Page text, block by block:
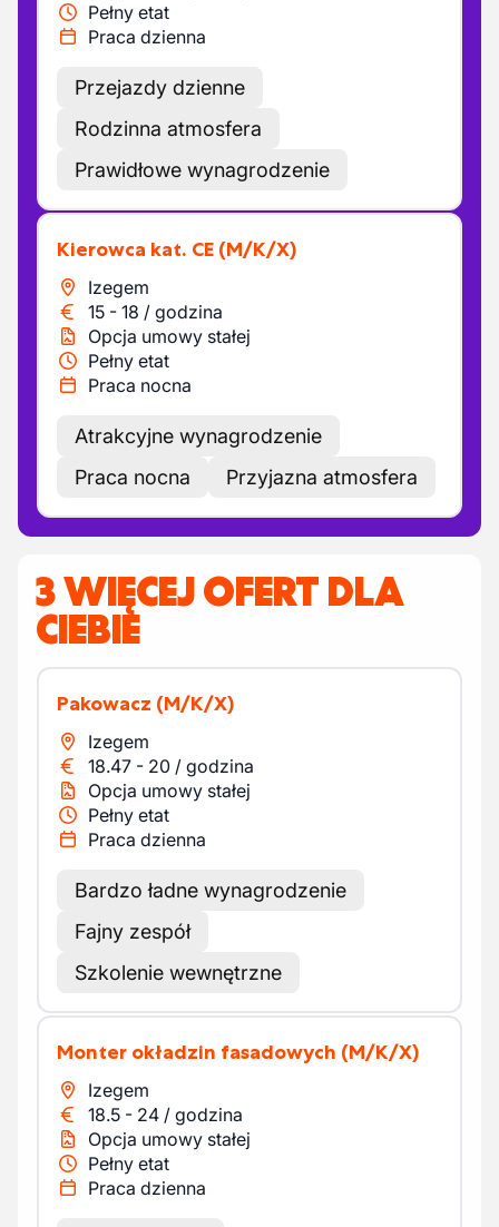
Pełny etat
Praca dzienna
Przejazdy dzienne
Rodzinna atmosfera
Prawidłowe wynagrodzenie
Kierowca kat. CE (M/K/X)
Izegem
15 - 18 / godzina
Opcja umowy stałej
Pełny etat
Praca nocna
Atrakcyjne wynagrodzenie
Praca nocna
Przyjazna atmosfera
3 WIĘCEJ OFERT DLA
CIEBIE
Pakowacz (M/K/X)
Izegem
18.47 - 20 / godzina
Opcja umowy stałej
Pełny etat
Praca dzienna
Bardzo ładne wynagrodzenie
Fajny zespół
Szkolenie wewnętrzne
Monter okładzin fasadowych (M/K/X)
Izegem
18.5 - 24 / godzina
Opcja umowy stałej
Pełny etat
Praca dzienna